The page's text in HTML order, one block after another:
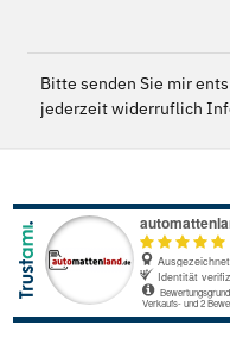
Bitte senden Sie mir
jederzeit widerruflich